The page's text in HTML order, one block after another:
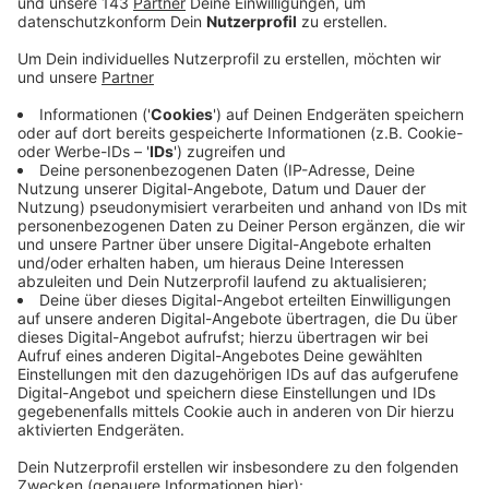
ist. Es geht um frühkindliche Bildung,
allgemeinbildende und berufsbildende Schulen und
auch den Ausbildungsmarkt. Neu ist, dass die
Zusammenhänge zwischen sportlicher Betätigung
und Bildungschancen sichtbar werden. Dazu hat
die Kreisverwaltung Daten in Zusammenarbeit mit
dem Kreissportbund erfasst und analysiert. Das
Ergebnis: Sport ist wichtig für die
Persönlichkeitsentwicklung junger Menschen und
kann Bildungserfolge positiv beeinflussen. Die
Befunde, Einordnungen und Erklärungsansätze des
neuen Bildungsreports seien als Impulse für die
Diskussion mit Politik und Bildungspraxis gedacht,
sagt Landrat Olaf Schade. Der komplette
Bildungsreport mit 130 Seiten steht online.
Hier kommt ihr zum Report.
Veröffentlicht: Dienstag, 18.03.2025 05:41